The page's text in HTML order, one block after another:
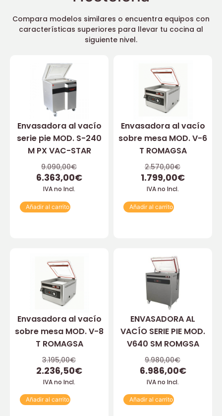
Compara modelos similares o encuentra equipos con
características superiores para llevar tu cocina al
siguiente nivel.
Envasadora al vacío
serie pie MOD. S-240
M PX VAC-STAR
9.090,00€
6.363,00€
IVA no Incl.
Añadir al carrito
Envasadora al vacío
sobre mesa MOD. V-6
T ROMAGSA
2.570,00€
1.799,00€
IVA no Incl.
Añadir al carrito
Envasadora al vacío
sobre mesa MOD. V-8
T ROMAGSA
3.195,00€
2.236,50€
IVA no Incl.
Añadir al carrito
ENVASADORA AL
VACÍO SERIE PIE MOD.
V640 SM ROMGSA
9.980,00€
6.986,00€
IVA no Incl.
Añadir al carrito